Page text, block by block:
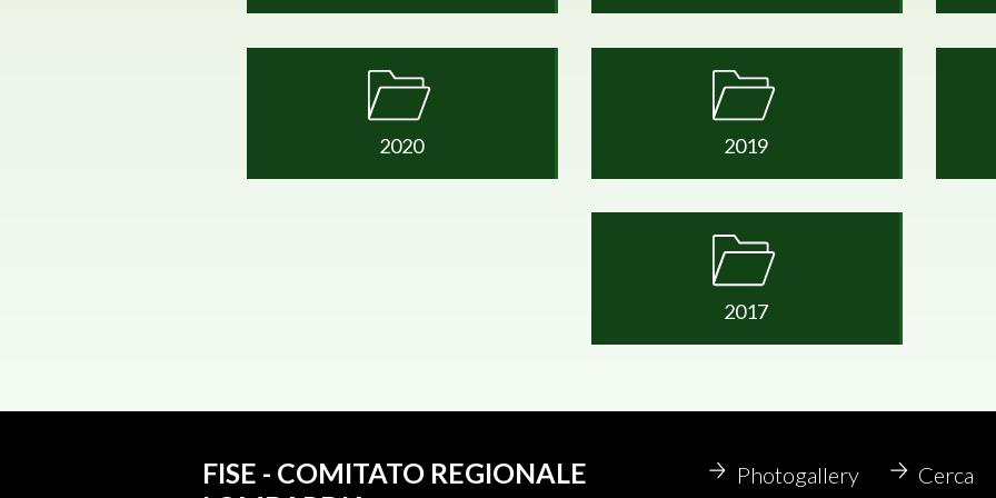
2020 2019
2017
FISE - COMITATO REGIONALE
Photogallery Cerca